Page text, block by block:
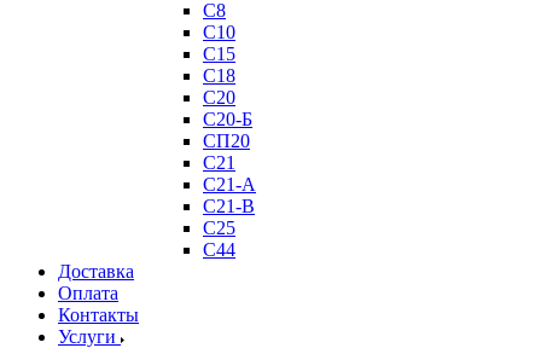
С8
С10
С15
С18
С20
С20-Б
СП20
С21
С21-А
С21-В
С25
С44
Доставка
Оплата
Контакты
Услуги